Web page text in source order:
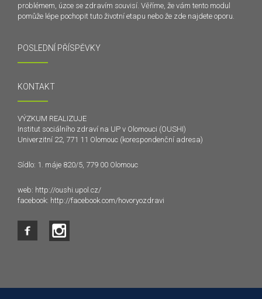
problémem, úzce se zdravím souvisí. Věříme, že vám tento modul
pomůže lépe pochopit tuto životní etapu nebo že zde najdete oporu.
POSLEDNÍ PŘÍSPĚVKY
KONTAKT
VÝZKUM REALIZUJE
Institut sociálního zdraví na UP v Olomouci (OUSHI)
Univerzitní 22, 771 11 Olomouc (korespondenční adresa)
Sídlo: 1. máje 820/5, 779 00 Olomouc
web: http://oushi.upol.cz/
facebook: http://facebook.com/hovoryozdravi